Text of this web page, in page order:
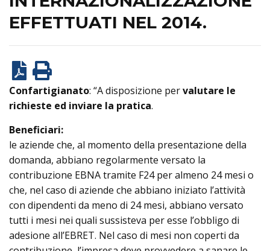
EFFETTUATI NEL 2014.
Confartigianato: “A disposizione pervalutare le
richieste ed inviare la pratica.
Beneficiari:
le aziende che, al momento della presentazione della
domanda, abbiano regolarmente versato la
contribuzione EBNA tramite F24 per almeno 24 mesi o
che, nel caso di aziende che abbiano iniziato l’attività
con dipendenti da meno di 24 mesi, abbiano versato
tutti i mesi nei quali sussisteva per esse l’obbligo di
adesione all’EBRET. Nel caso di mesi non coperti da